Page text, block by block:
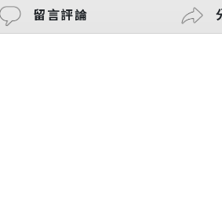
留言評論